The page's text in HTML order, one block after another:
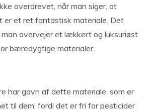
overdrevet, når man siger, at
er et ret fantastisk materiale. Det
overvejer et lækkert og luksuriøst
bæredygtige materialer.
har gavn af dette materiale, som er
til dem, fordi det er fri for pesticider